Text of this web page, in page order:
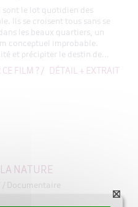
sont le lot quotidien des
Ils se croisent tous sans se
les beaux quartiers, un
conceptuel improbable.
et précipiter le destin de...
CE FILM ? / DÉTAIL + EXTRAIT
NATURE
/ Documentaire